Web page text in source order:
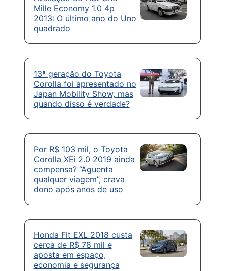
Mille Economy 1.0 4p
2013: O último ano do Uno
quadrado
13ª geração do Toyota
Corolla foi apresentado no
Japan Mobility Show, mas
quando disso é verdade?
Por R$ 103 mil, o Toyota
Corolla XEi 2.0 2019 ainda
compensa? “Aguenta
qualquer viagem”, crava
dono após anos de uso
Honda Fit EXL 2018 custa
cerca de R$ 78 mil e
aposta em espaço,
economia e segurança